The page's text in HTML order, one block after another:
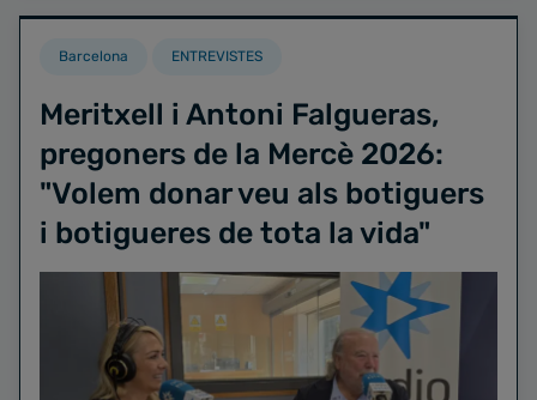
Barcelona ENTREVISTES
Meritxell i Antoni Falgueras,
pregoners de la Mercè 2026:
"Volem donar veu als botiguers
i botigueres de tota la vida"